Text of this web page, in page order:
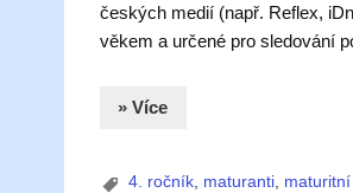
českých medií (např. Reflex,
věkem a určené pro sledování
» Více
4. ročník, maturanti,